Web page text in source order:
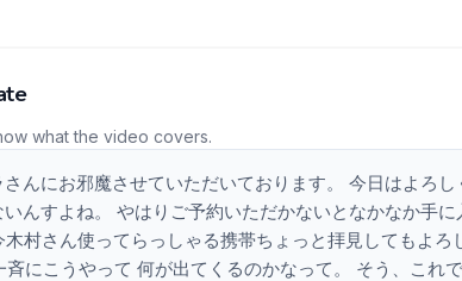
what the video covers.
んにお邪魔させていただいております。 今日はよろ
んすよね。 やはりご予約いただかないとなかなか手
村さん使ってらっしゃる携帯ちょっと拝見してもよろ
にこうやって 何が出てくるのかなって。 そう、これ